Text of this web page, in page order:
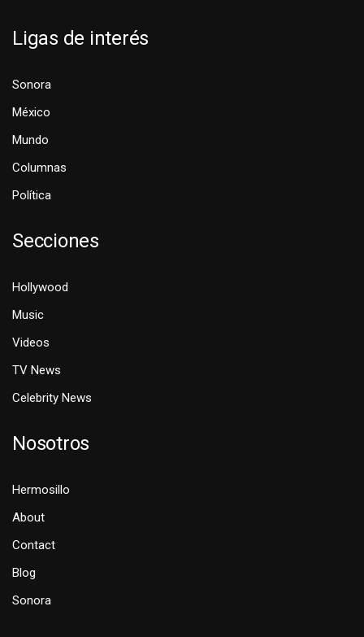
Ligas de interés
Sonora
México
Mundo
Columnas
Política
Secciones
Hollywood
Music
Videos
TV News
Celebrity News
Nosotros
Hermosillo
About
Contact
Blog
Sonora